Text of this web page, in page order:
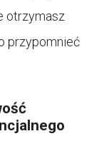
otrzymasz
przypomnieć